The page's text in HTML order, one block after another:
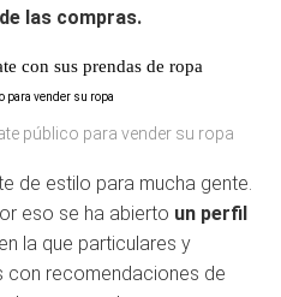
las compras.
con sus prendas de ropa
público para vender su ropa
de estilo para mucha gente.
eso se ha abierto un perfil
la que particulares y
con recomendaciones de